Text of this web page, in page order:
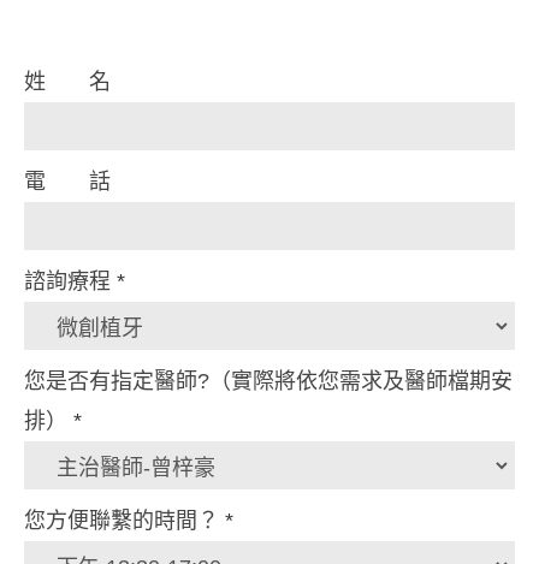
Us
姓 名
電 話
諮詢療程 *
詢
療
您是否有指定醫師?（實際將依您需求及醫師檔期安
排） *
您方便聯繫的時間？ *